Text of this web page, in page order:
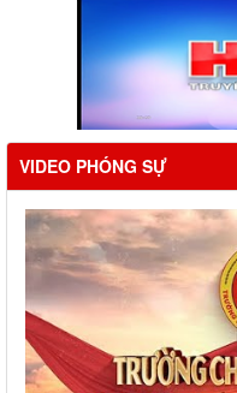
VIDEO PHÓNG SỰ